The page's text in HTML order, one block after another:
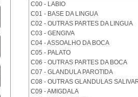
C00 - LABIO
C01 - BASE DA LINGUA
C02 - OUTRAS PARTES DA LINGUA
C03 - GENGIVA
C04 - ASSOALHO DA BOCA
C05 - PALATO
C06 - OUTRAS PARTES DA BOCA
C07 - GLANDULA PAROTIDA
C08 - OUTRAS GLANDULAS
C09 - AMIGDALA